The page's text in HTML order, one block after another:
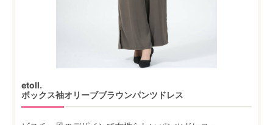
etoll.
ボックス袖オリーブブラウンパンツドレス